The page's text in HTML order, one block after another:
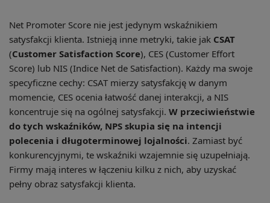
Net Promoter Score nie jest jedynym wskaźnikiem
satysfakcji klienta. Istnieją inne metryki, takie jak CSAT
(Customer Satisfaction Score), CES (Customer Effort
Score) lub NIS (Indice Net de Satisfaction). Każdy ma swoje
specyficzne cechy: CSAT mierzy satysfakcję w danym
momencie, CES ocenia łatwość danej interakcji, a NIS
koncentruje się na ogólnej satysfakcji. W przeciwieństwie
do tych wskaźników, NPS skupia się na intencji
polecenia i długoterminowej lojalności. Zamiast być
konkurencyjnymi, te wskaźniki wzajemnie się uzupełniają.
Firmy mają interes w łączeniu kilku z nich, aby uzyskać
pełny obraz satysfakcji klienta.